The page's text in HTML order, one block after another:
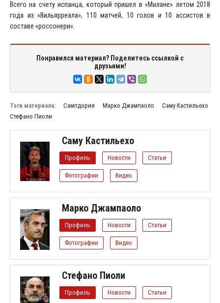
Всего на счету испанца, который пришел в «Милане» летом 2018
года из «Вильярреала», 110 матчей, 10 голов и 10 ассистов в
составе «россонери».
Понравился материал? Поделитесь ссылкой с
друзьями!
Тэги материала: Сампдория Марко Джампаоло
Саму Кастильехо
Стефано Пиоли
Саму Кастильехо
Профиль Новости Статьи
Фотографии Видео
Марко Джампаоло
Профиль Новости Статьи
Фотографии Видео
Стефано Пиоли
Профиль Новости Статьи